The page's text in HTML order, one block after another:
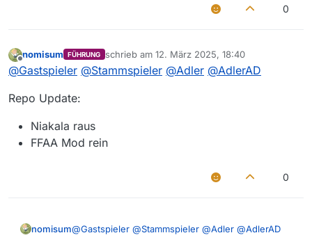
0
Offline
nomisum FÜHRUNG schrieb am 12. März 2025, 18:40
zuletzt editiert von
@Gastspieler @Stammspieler @Adler @AdlerAD
Repo Update:
Niakala raus
FFAA Mod rein
0
nomisum@Gastspieler @Stammspieler @Adler @AdlerAD